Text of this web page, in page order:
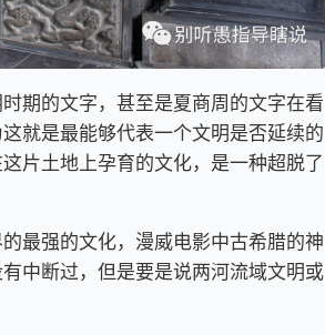
期的文字，甚至是夏商周的文字在看
就是最能够代表一个文明是否延续的
片土地上孕育的文化，是一种超脱了
最强的文化，漫威电影中古希腊的神
中断过，但是要是说两河流域文明或